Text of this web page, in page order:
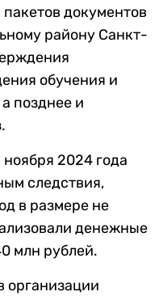
документов
району Санкт-
обучения и
позднее и
2024 года
следствия,
в размере не
денежные
млн рублей.
организации